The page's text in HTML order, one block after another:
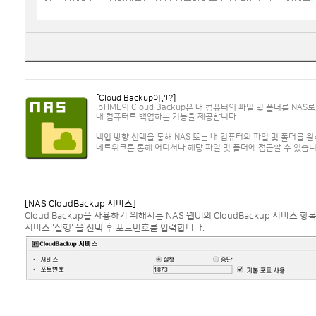
[Cloud Backup이란?]
ipTIME의 Cloud Backup은 내 컴퓨터의 파일 및 폴더를 NAS
내 컴퓨터로 백업하는 기능을 제공합니다.
백업 방향 선택을 통해 NAS 또는 내 컴퓨터의 파일 및 폴더를
네트워크를 통해 어디서나 해당 파일 및 폴더에 접근할 수 있습
[NAS CloudBackup 서비스]
Cloud Backup을 사용하기 위해서는 NAS 웹UI의 CloudBackup 서비스 항
서비스 '실행' 을 선택 후 포트번호를 입력합니다.